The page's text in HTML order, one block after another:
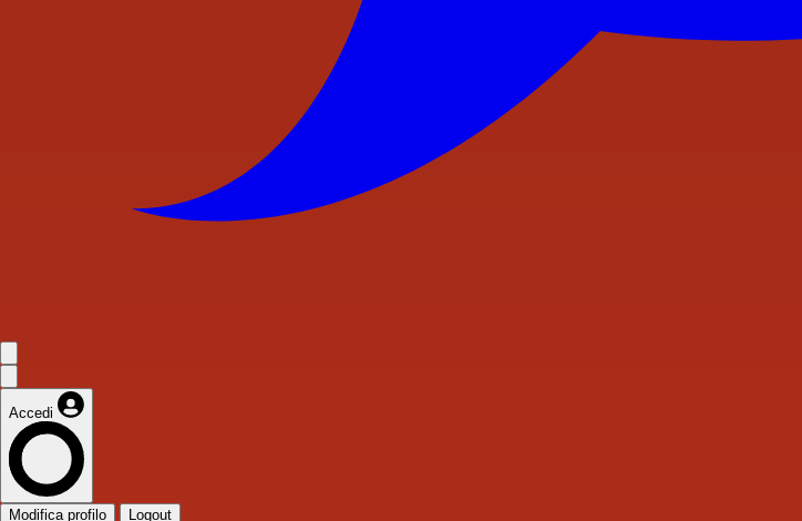
Accedi
Modifica profilo Logout